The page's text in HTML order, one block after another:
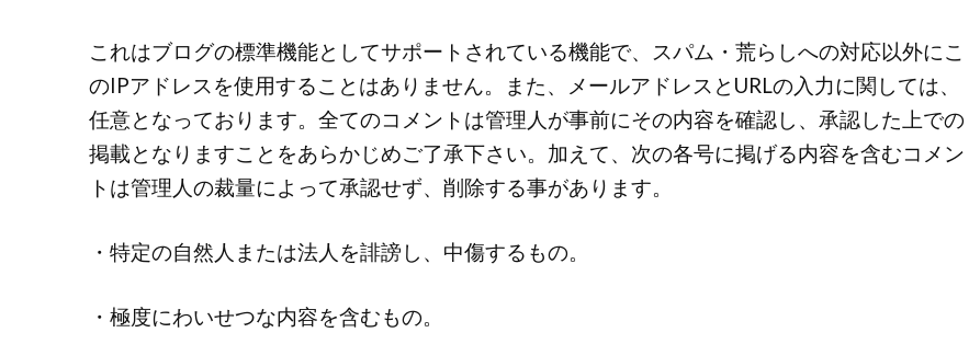
これはブログの標準機能としてサポートされている機能で、スパム・荒らしへの対応以外にこ
のIPアドレスを使用することはありません。また、メールアドレスとURLの入力に関しては、
任意となっております。全てのコメントは管理人が事前にその内容を確認し、承認した上での
掲載となりますことをあらかじめご了承下さい。加えて、次の各号に掲げる内容を含むコメン
トは管理人の裁量によって承認せず、削除する事があります。
・特定の自然人または法人を誹謗し、中傷するもの。
・極度にわいせつな内容を含むもの。